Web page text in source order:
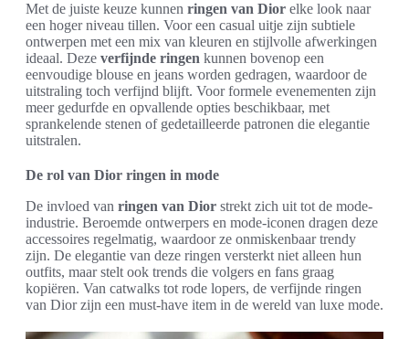
Met de juiste keuze kunnen ringen van Dior elke look naar
een hoger niveau tillen. Voor een casual uitje zijn subtiele
ontwerpen met een mix van kleuren en stijlvolle afwerkingen
ideaal. Deze verfijnde ringen kunnen bovenop een
eenvoudige blouse en jeans worden gedragen, waardoor de
uitstraling toch verfijnd blijft. Voor formele evenementen zijn
meer gedurfde en opvallende opties beschikbaar, met
sprankelende stenen of gedetailleerde patronen die elegantie
uitstralen.
De rol van Dior ringen in mode
De invloed van ringen van Dior strekt zich uit tot de mode-
industrie. Beroemde ontwerpers en mode-iconen dragen deze
accessoires regelmatig, waardoor ze onmiskenbaar trendy
zijn. De elegantie van deze ringen versterkt niet alleen hun
outfits, maar stelt ook trends die volgers en fans graag
kopiëren. Van catwalks tot rode lopers, de verfijnde ringen
van Dior zijn een must-have item in de wereld van luxe mode.